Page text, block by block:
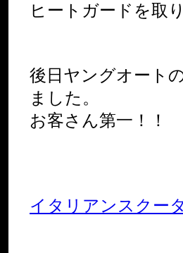
ヒートガードを取
後日ヤングオート
ました。
お客さん第一！！
イタリアンスクー